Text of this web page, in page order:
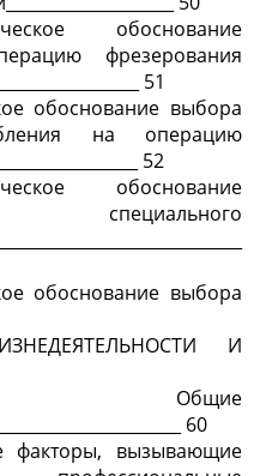
обоснование
фрезерования
51
обоснование выбора
на операцию
52
обоснование
обоснование выбора
И
60
факторы, вызывающие